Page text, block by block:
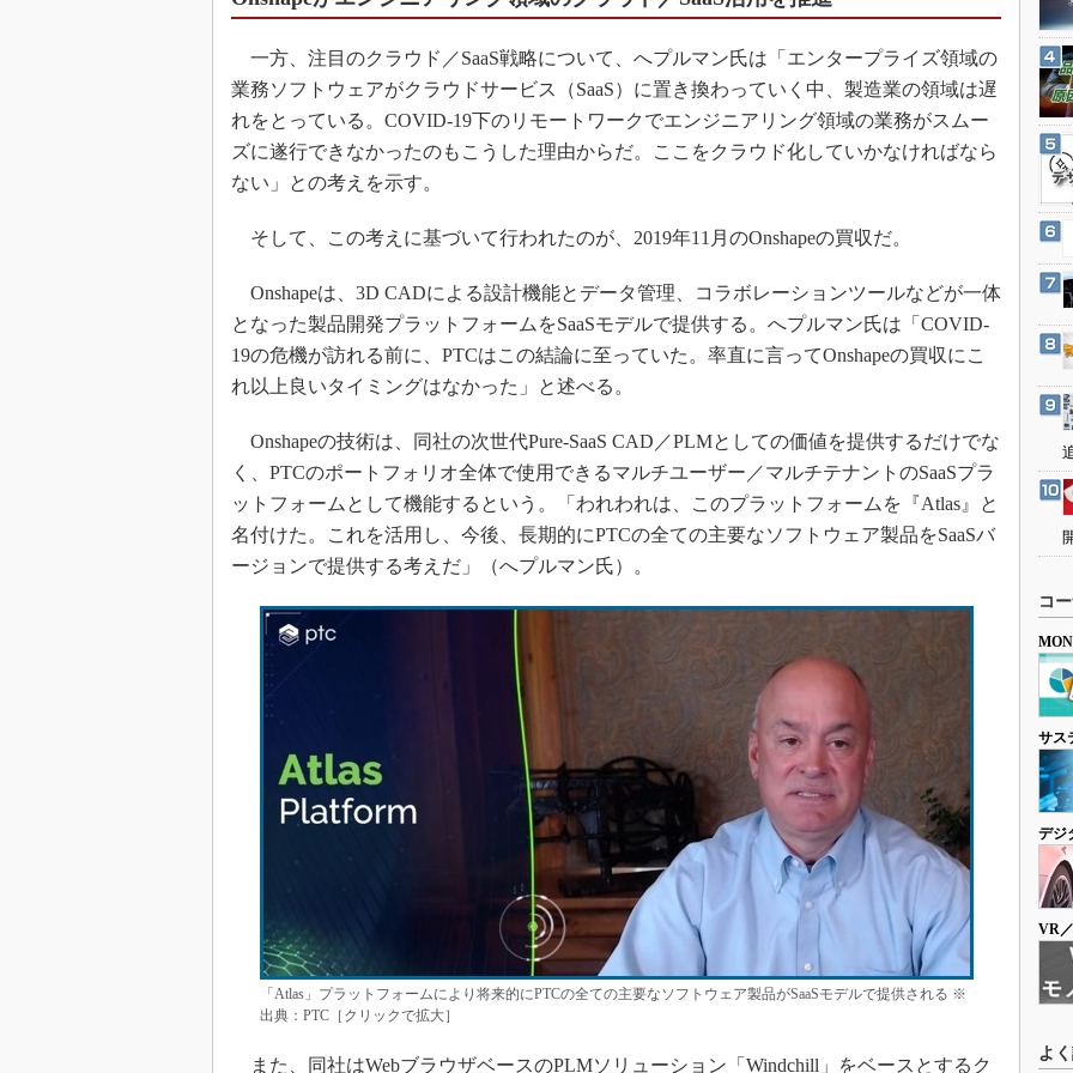
産業オープンネット展
3Dプリンタ
デジタルツインとCAE
S＆OP
インダストリー4.0
イノベーション
メイドインジャパン
知財マネジメント
海外生産
新型コロナへの対応
一方、注目のクラウド／SaaS戦略について、へプルマン氏は「エンタープライズ領域の
業務ソフトウェアがクラウドサービス（SaaS）に置き換わっていく中、製造業の領域は遅
れをとっている。COVID-19下のリモートワークでエンジニアリング領域の業務がスムー
ズに遂行できなかったのもこうした理由からだ。ここをクラウド化していかなければなら
ない」との考えを示す。
そして、この考えに基づいて行われたのが、2019年11月のOnshapeの買収だ。
Onshapeは、3D CADによる設計機能とデータ管理、コラボレーションツールなどが一体
となった製品開発プラットフォームをSaaSモデルで提供する。へプルマン氏は「COVID-
19の危機が訪れる前に、PTCはこの結論に至っていた。率直に言ってOnshapeの買収にこ
れ以上良いタイミングはなかった」と述べる。
Onshapeの技術は、同社の次世代Pure-SaaS CAD／PLMとしての価値を提供するだけでな
く、PTCのポートフォリオ全体で使用できるマルチユーザー／マルチテナントのSaaSプラ
ットフォームとして機能するという。「われわれは、このプラットフォームを『Atlas』と
名付けた。これを活用し、今後、長期的にPTCの全ての主要なソフトウェア製品をSaaSバ
ージョンで提供する考えだ」（へプルマン氏）。
「Atlas」プラットフォームにより将来的にPTCの全ての主要なソフトウェア製品がSaaSモデルで提供される ※
出典：PTC［クリックで拡大］
また、同社はWebブラウザベースのPLMソリューション「Windchill」をベースとするク
コ
サス
デジ
VR
よ